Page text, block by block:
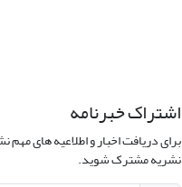
اشتراک خبرنامه
برای دریافت اخبار و اطلاعیه های مهم
نشریه مشترک شوید.